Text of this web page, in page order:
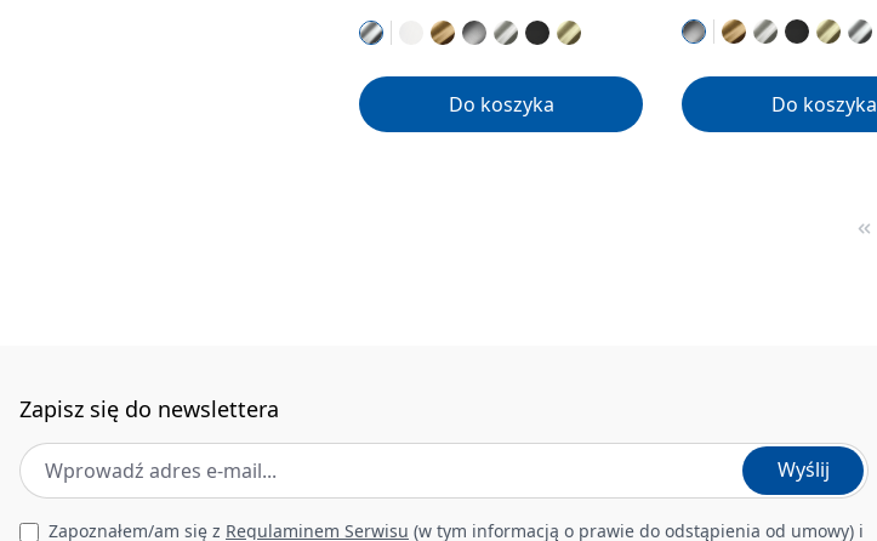
Do koszyka Do koszyka
Zapisz się do newslettera
Adres e-mail *
Wyślij
Leave this field empty
Zapoznałem/am się z Regulaminem Serwisu (w tym informacją o prawie do odstąpienia od umowy) i